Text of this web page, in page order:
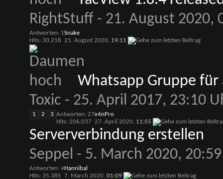
RightStuff- 21. August 2020,
Antworten: 1
Hits: 30.218
Snake
21. August 2020, 19:11
Whatsapp Gruppe
Toxic - 25. April 2017, 23:10
1 2 3 Antworten: 27
Hits: 206.037
x4nPro
27. April 2020, 11:55
Serververbindung erstellen
Seppel - 5. March 2020,
Antworten: 4
Hits: 35.385
Hannibal
7. March 2020, 01:09